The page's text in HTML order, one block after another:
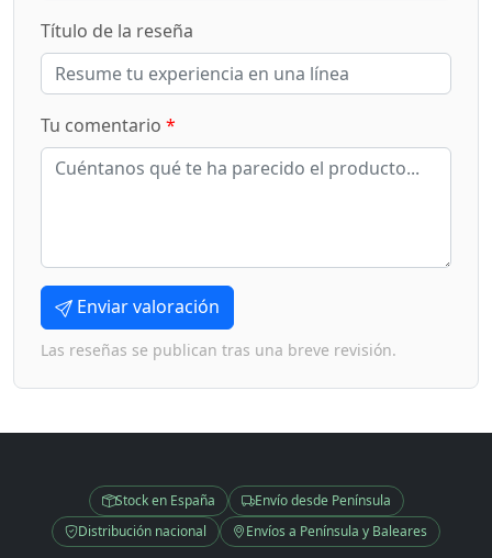
Título de la reseña
Tu comentario *
Enviar valoración
Las reseñas se publican tras una breve revisión.
Stock en España
Envío desde Península
Distribución nacional
Envíos a Península y Baleares